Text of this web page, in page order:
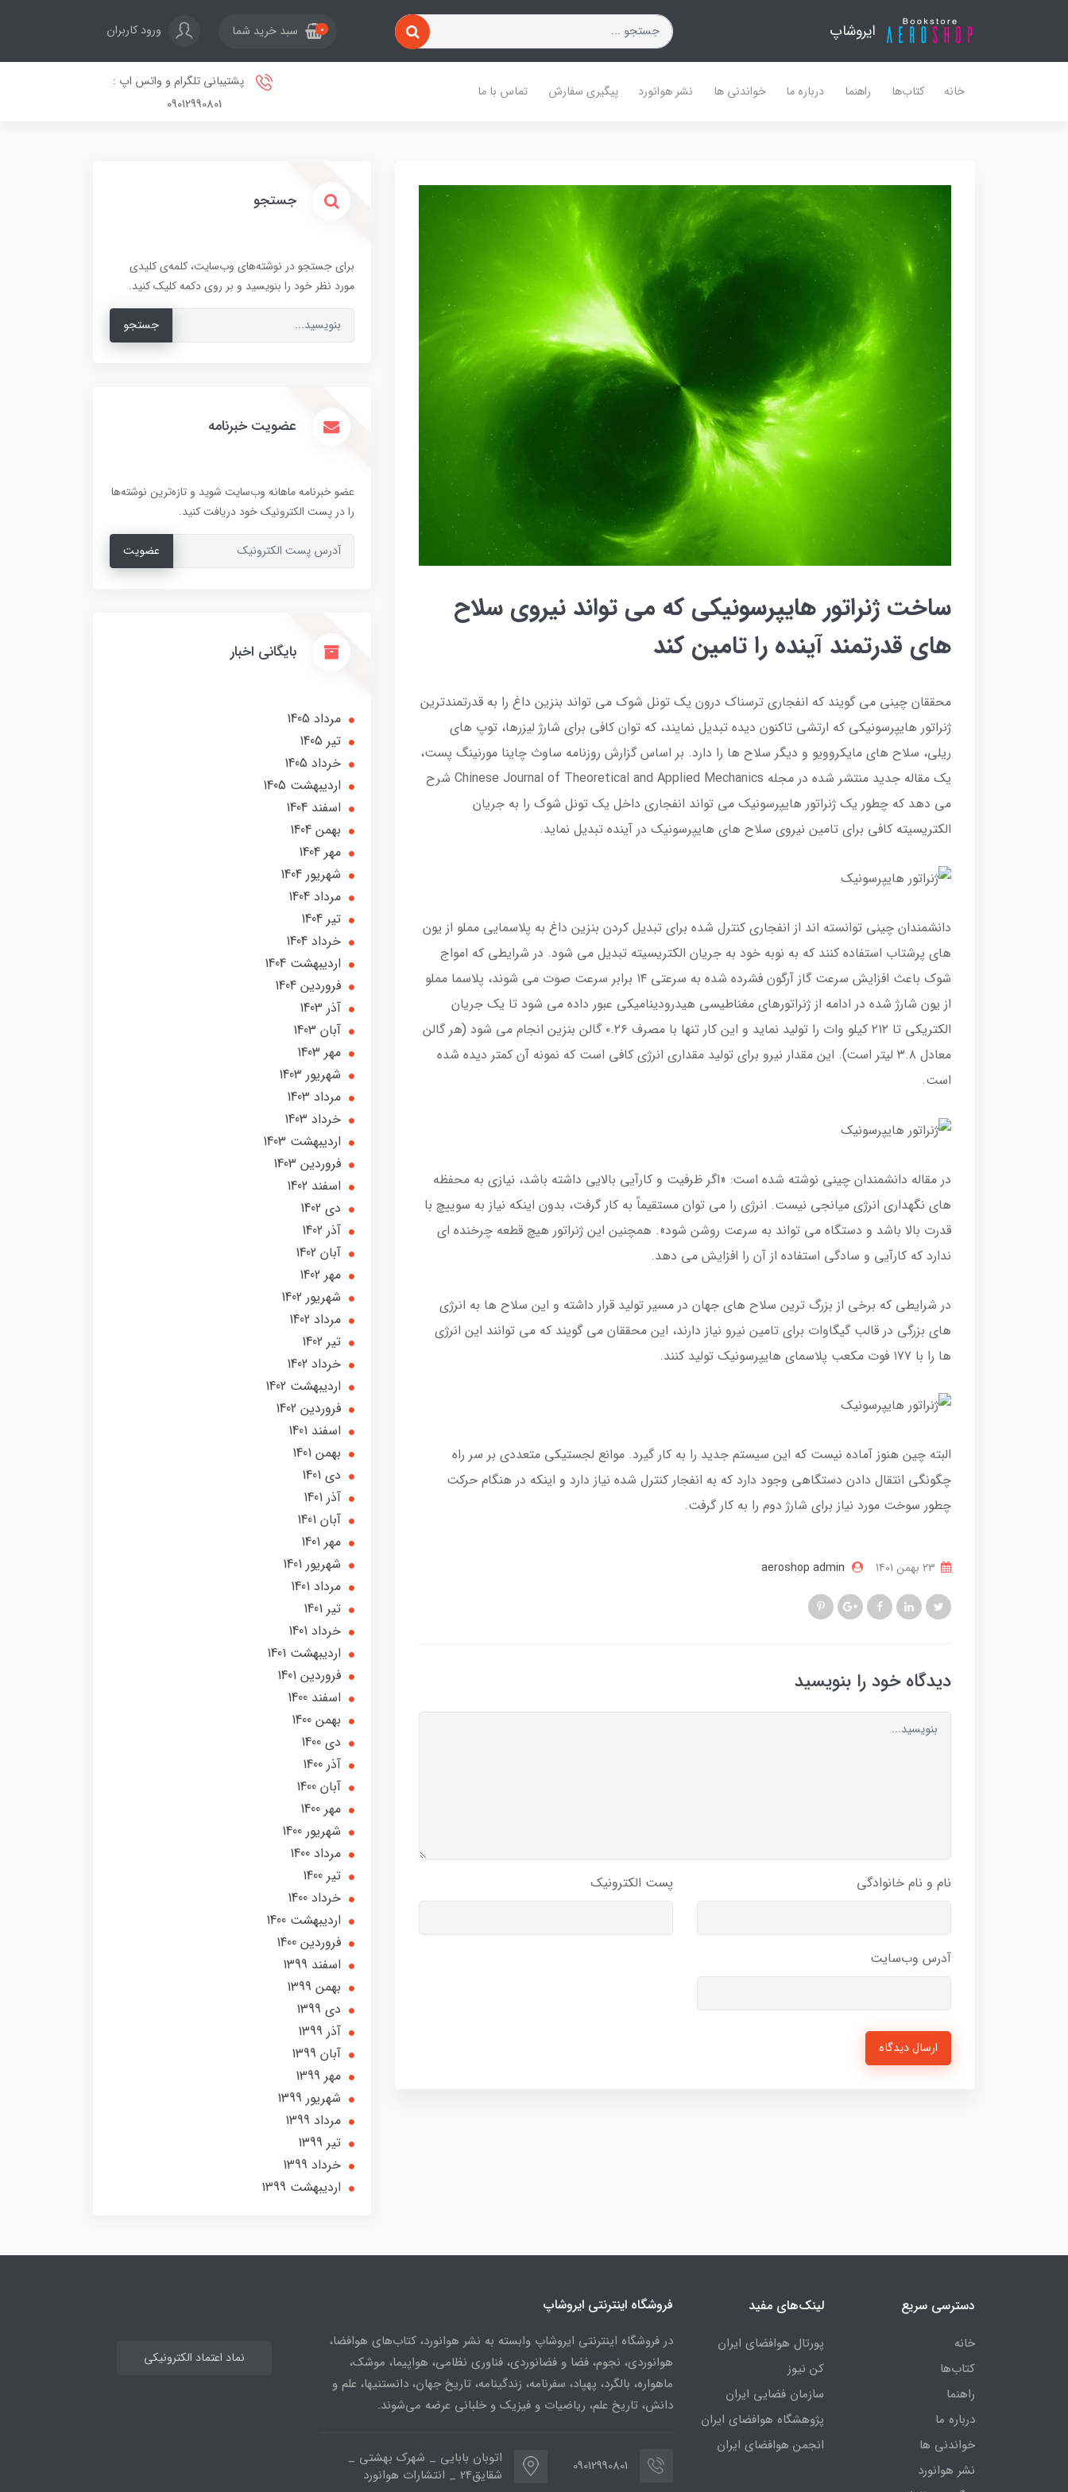
ایروشاپ 0 سبد خرید شما ورود کاربران
خانه کتاب‌ها راهنما درباره ما خواندنی ها نشر هوانورد پیگیری سفارش تماس با ما
پشتیبانی تلگرام و واتس اپ :
09012990801
ساخت ژنراتور هایپرسونیکی که می تواند نیروی سلاح
های قدرتمند آینده را تامین کند
محققان چینی می گویند که انفجاری ترسناک درون یک تونل شوک می تواند بنزین داغ را به قدرتمندترین
ژنراتور هایپرسونیکی که ارتشی تاکنون دیده تبدیل نمایند، که توان کافی برای شارژ لیزرها، توپ های
ریلی، سلاح های مایکروویو و دیگر سلاح ها را دارد. بر اساس گزارش روزنامه ساوث چاینا مورنینگ پست،
یک مقاله جدید منتشر شده در مجله Chinese Journal of Theoretical and Applied Mechanics شرح
می دهد که چطور یک ژنراتور هایپرسونیک می تواند انفجاری داخل یک تونل شوک را به جریان
الکتریسیته کافی برای تامین نیروی سلاح های هایپرسونیک در آینده تبدیل نماید.
دانشمندان چینی توانسته اند از انفجاری کنترل شده برای تبدیل کردن بنزین داغ به پلاسمایی مملو از یون
های پرشتاب استفاده کنند که به نوبه خود به جریان الکتریسیته تبدیل می شود. در شرایطی که امواج
شوک باعث افزایش سرعت گاز آرگون فشرده شده به سرعتی ۱۴ برابر سرعت صوت می شوند، پلاسما مملو
از یون شارژ شده در ادامه از ژنراتورهای مغناطیسی هیدرودینامیکی عبور داده می شود تا یک جریان
الکتریکی تا ۲۱۲ کیلو وات را تولید نماید و این کار تنها با مصرف ۰.۲۶ گالن بنزین انجام می شود (هر گالن
معادل ۳.۸ لیتر است). این مقدار نیرو برای تولید مقداری انرژی کافی است که نمونه آن کمتر دیده شده
است.
در مقاله دانشمندان چینی نوشته شده است: «اگر ظرفیت و کارآیی بالایی داشته باشد، نیازی به محفظه
های نگهداری انرژی میانجی نیست. انرژی را می توان مستقیماً به کار گرفت، بدون اینکه نیاز به سوییچ با
قدرت بالا باشد و دستگاه می تواند به سرعت روشن شود». همچنین این ژنراتور هیچ قطعه چرخنده ای
ندارد که کارآیی و سادگی استفاده از آن را افزایش می دهد.
در شرایطی که برخی از بزرگ ترین سلاح های جهان در مسیر تولید قرار داشته و این سلاح ها به انرژی
های بزرگی در قالب گیگاوات برای تامین نیرو نیاز دارند، این محققان می گویند که می توانند این انرژی
ها را با ۱۷۷ فوت مکعب پلاسمای هایپرسونیک تولید کنند.
البته چین هنوز آماده نیست که این سیستم جدید را به کار گیرد. موانع لجستیکی متعددی بر سر راه
چگونگی انتقال دادن دستگاهی وجود دارد که به انفجار کنترل شده نیاز دارد و اینکه در هنگام حرکت
چطور سوخت مورد نیاز برای شارژ دوم را به کار گرفت.
aeroshop admin
دیدگاه خود را بنویسید
نام و نام خانوادگی پست الکترونیک
آدرس وب‌سایت
ارسال دیدگاه
جستجو
برای جستجو در نوشته‌های وب‌سایت، کلمه‌ی کلیدی
مورد نظر خود را بنویسید و بر روی دکمه کلیک کنید.
جستجو
عضویت خبرنامه
عضو خبرنامه ماهانه وب‌سایت شوید و تازه‌ترین نوشته‌ها
را در پست الکترونیک خود دریافت کنید.
عضویت
بایگانی اخبار
مرداد 1405
تير 1405
خرداد 1405
ارديبهشت 1405
اسفند 1404
بهمن 1404
مهر 1404
شهریور 1404
مرداد 1404
تير 1404
خرداد 1404
ارديبهشت 1404
فروردین 1404
آذر 1403
آبان 1403
مهر 1403
شهریور 1403
مرداد 1403
خرداد 1403
ارديبهشت 1403
فروردین 1403
اسفند 1402
دی 1402
آذر 1402
آبان 1402
مهر 1402
شهریور 1402
مرداد 1402
تير 1402
خرداد 1402
ارديبهشت 1402
فروردین 1402
اسفند 1401
بهمن 1401
دی 1401
آذر 1401
آبان 1401
مهر 1401
شهریور 1401
مرداد 1401
تير 1401
خرداد 1401
ارديبهشت 1401
فروردین 1401
اسفند 1400
بهمن 1400
دی 1400
آذر 1400
آبان 1400
مهر 1400
شهریور 1400
مرداد 1400
تير 1400
خرداد 1400
ارديبهشت 1400
فروردین 1400
اسفند 1399
بهمن 1399
دی 1399
آذر 1399
آبان 1399
مهر 1399
شهریور 1399
مرداد 1399
تير 1399
خرداد 1399
ارديبهشت 1399
دسترسی سریع
خانه
کتاب‌ها
راهنما
درباره ما
خواندنی ها
نشر هوانورد
لینک‌های مفید
پورتال هوافضای ایران
کن نیوز
سازمان فضایی ایران
پژوهشگاه هوافضای ایران
انجمن هوافضای ایران
فروشگاه اینترنتی ایروشاپ
در فروشگاه اینترنتی ایروشاپ وابسته به نشر هوانورد، کتاب‌های هوافضا،
هوانوردی، نجوم، فضا و فضانوردی، فناوری نظامی، هواپیما، موشک،
ماهواره، بالگرد، پهپاد، سفرنامه، زندگینامه، تاریخ جهان، دانستنیها، علم و
دانش، تاریخ علم، ریاضیات و فیزیک و خلبانی عرضه می‌شوند.
09012990801
اتوبان بابایی _ شهرک بهشتی _
شقایق24 _ انتشارات هوانورد
نماد اعتماد الکترونیکی